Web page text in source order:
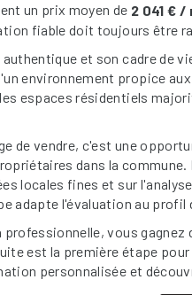
un prix moyen de 2 041 € /
fiable doit toujours être
et son cadre de
environnement propice
espaces résidentiels
de vendre, c'est une
dans la
locales fines et sur
adapte l'évaluation au profil
vous
est la première étape
personnalisée et